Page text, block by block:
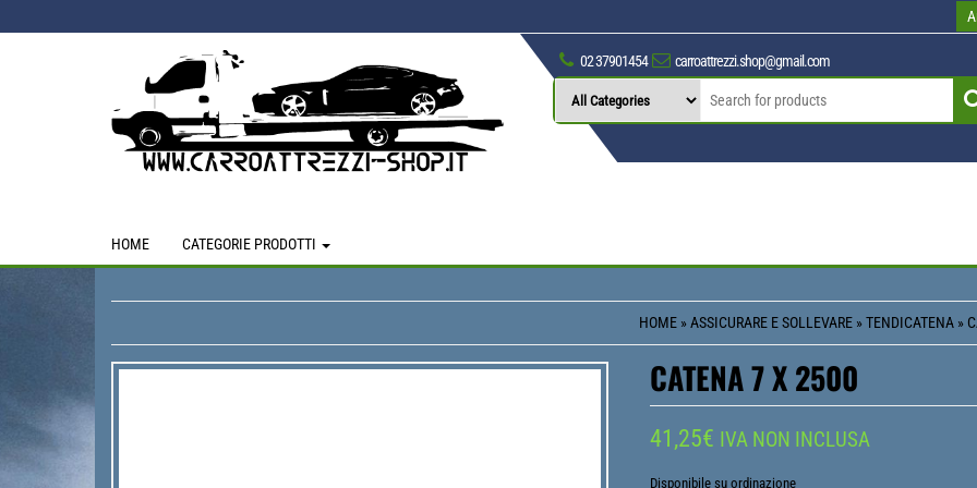
to
02 37901454 carroattrezzi.shop@gmail.com
HOME CATEGORIE PRODOTTI
HOME »ASSICURARE E SOLLEVARE »TENDICATENA »
CATENA 7 X 2500
41,25€ IVA NON INCLUSA
Disponibile su ordinazione